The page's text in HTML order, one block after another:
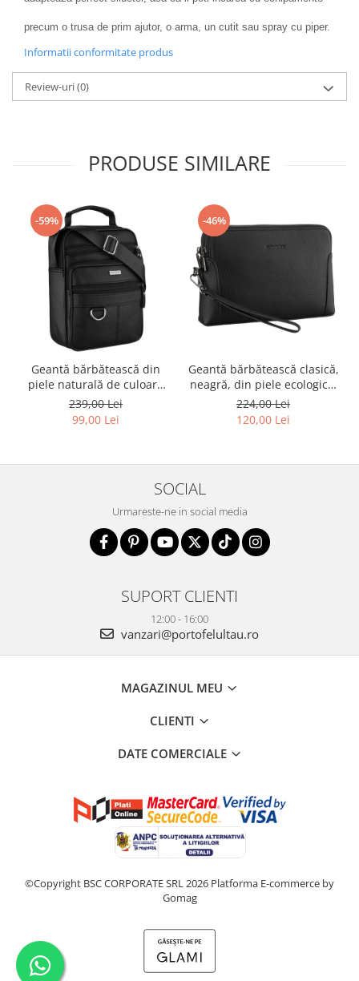
precum o trusa de prim ajutor, o arma, un cutit sau spray cu piper.
Informatii conformitate produs
Review-uri(0)
PRODUSE SIMILARE
-59%
Geantă bărbătească din
piele naturală de culoare
neagră - Rovicky PTR-R-ST7-
01-7571-BLACK
239,00 Lei
99,00 Lei
-46%
Geantă bărbătească clasică,
neagră, din piele ecologică,
cu fermoar - Rovicky PTR-R-
SDR-01-1631 BLACK
224,00 Lei
120,00 Lei
SOCIAL
Urmareste-ne in social media
SUPORT CLIENTI
12:00 - 16:00
vanzari@portofelultau.ro
MAGAZINUL MEU
CLIENTI
DATE COMERCIALE
©Copyright BSC CORPORATE SRL 2026 Platforma E-commerce by
Gomag